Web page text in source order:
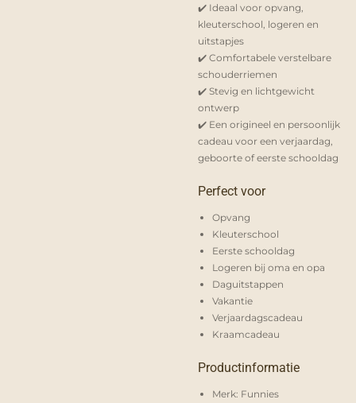
✔️ Ideaal voor opvang,
kleuterschool, logeren en
uitstapjes
✔️ Comfortabele verstelbare
schouderriemen
✔️ Stevig en lichtgewicht
ontwerp
✔️ Een origineel en persoonlijk
cadeau voor een verjaardag,
geboorte of eerste schooldag
Perfect voor
Opvang
Kleuterschool
Eerste schooldag
Logeren bij oma en opa
Daguitstappen
Vakantie
Verjaardagscadeau
Kraamcadeau
Productinformatie
Merk: Funnies